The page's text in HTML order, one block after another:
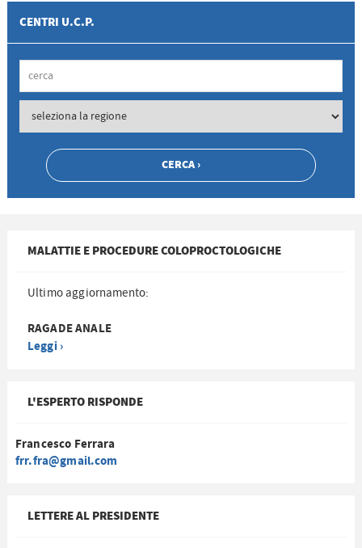
CENTRI U.C.P.
MALATTIE E PROCEDURE COLOPROCTOLOGICHE
Ultimo aggiornamento:
RAGADE ANALE
Leggi ›
L'ESPERTO RISPONDE
Francesco Ferrara
frr.fra@gmail.com
LETTERE AL PRESIDENTE